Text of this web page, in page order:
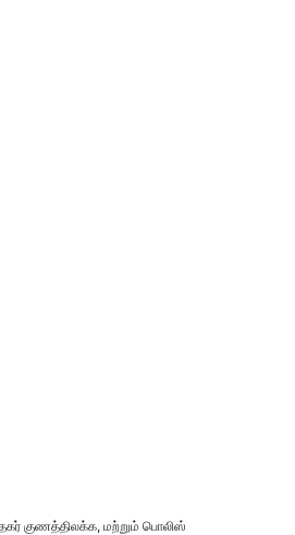
குணத்திலக்க, மற்றும் பொலிஸ்